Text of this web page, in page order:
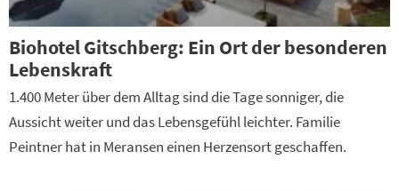
Biohotel Gitschberg: Ein Ort der besonderen
Lebenskraft
1.400 Meter über dem Alltag sind die Tage sonniger, die
Aussicht weiter und das Lebensgefühl leichter. Familie
Peintner hat in Meransen einen Herzensort geschaffen.